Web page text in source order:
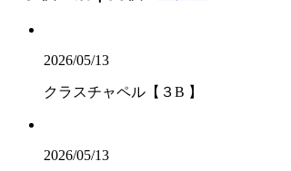
2026/05/13
クラスチャペル【３B 】
2026/05/13